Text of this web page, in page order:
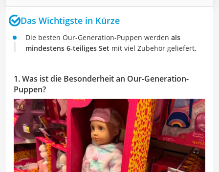
Das Wichtigste in Kürze
Die besten Our-Generation-Puppen werden als
mindestens 6-teiliges Set mit viel Zubehör geliefert.
1. Was ist die Besonderheit an Our-Generation-
Puppen?